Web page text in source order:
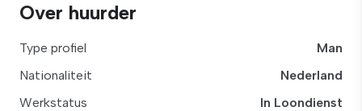
Over huurder
Type profiel
Man
Nationaliteit
Nederland
Werkstatus
In Loondienst